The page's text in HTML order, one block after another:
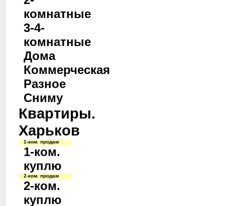
комнатные
3-4-
комнатные
Дома
Коммерческая
Разное
Сниму
Квартиры.
Харьков
1-ком. продам
1-ком.
куплю
2-ком. продам
2-ком.
куплю